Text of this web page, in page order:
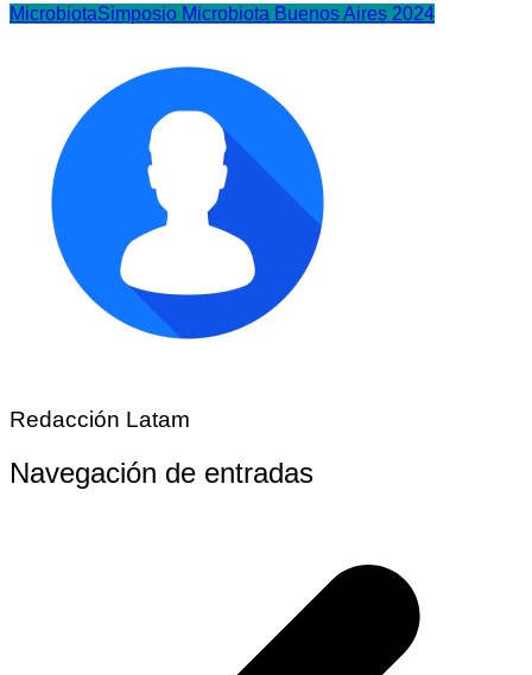
MicrobiotaSimposio Microbiota Buenos Aires 2024
Redacción Latam
Navegación de entradas